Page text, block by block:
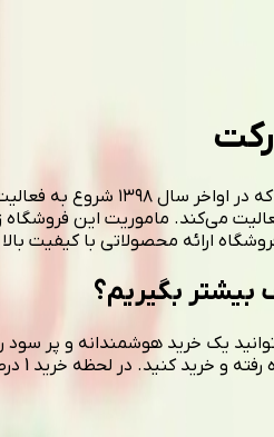
دیلی مارکت یک فروشگاه
همدان و مازندران و… با بیش از ۱۰۰۰
ارائه محصولاتی با کیفیت
بگیریم؟
خرید هوشمندانه و پر سود را
به عنوان برگشت پول به کیف پول تخفیفان شما باز می‌گردد.